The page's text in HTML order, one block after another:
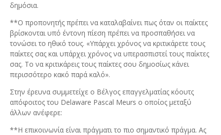
δημόσια.
**Ο προπονητής πρέπει να καταλαβαίνει πως όταν οι παίκτες
βρίσκονται υπό έντονη πίεση πρέπει να προσπαθήσει να
τονώσει το ηθικό τους. «Υπάρχει χρόνος να κριτικάρετε τους
παίκτες σας και υπάρχει χρόνος να υπερασπιστεί τους παίκτες
σας. Το να κριτικάρεις τους παίκτες σου δημοσίως κάνει
περισσότερο κακό παρά καλό».
Στην έρευνα συμμετείχε ο Βέλγος επαγγελματίας κόουτς
απόφοιτος του Delaware Pascal Meurs ο οποίος μεταξύ
άλλων ανέφερε:
**Η επικοινωνία είναι πράγματι το πιο σημαντικό πράγμα. Ας